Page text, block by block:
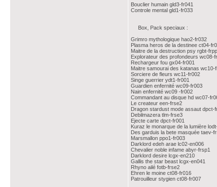
Bouclier humain gld3-fr041
Controle mental gld1-fr033
Box, Pack speciaux :
Grimro mythologique hao2-fr032
Plasma heros de la destinee ct04-
Maitre de la destruction psy rgbt-
Explorateur des profondeurs wc08-
Rechargeur fou gx04-fr001
Maitre samourai des katanas wc10-
Sorciere de fleurs wc11-fr002
Singe guerrier ydt1-fr001
Guardien enfernité wc09-fr003
Nain enfernité wc09 -fr002
Commandant au disque hd wc07-
Le createur een-frse2
Dragon stardust mode assaut dpct-
Debilmazera tlm-frse3
Ejecte carte dpct-fr001
Kuraz le monarque de la lumière
Des garduis la bete masquée taev-
Marsmallon ppo1-fr003
Darklord edeh arae lc02-en006
Chevalier noble infame abyr-frsp1
Darklord desire lcgx-en210
Gallis the star beast lcgx-en041
Rhyno ailé fotb-frse2
Ehren le moine ct08-fr016
Patrouilleur stygien ct08-fr007